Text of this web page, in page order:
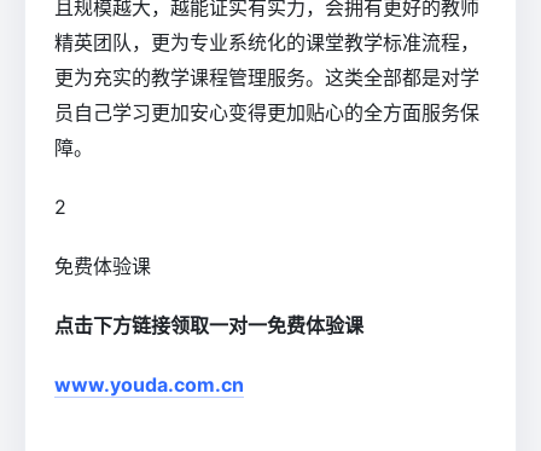
且规模越大，越能证实有实力，会拥有更好的教师
精英团队，更为专业系统化的课堂教学标准流程，
更为充实的教学课程管理服务。这类全部都是对学
员自己学习更加安心变得更加贴心的全方面服务保
障。
2
免费体验课
点击下方链接领取一对一免费体验课
www.youda.com.cn